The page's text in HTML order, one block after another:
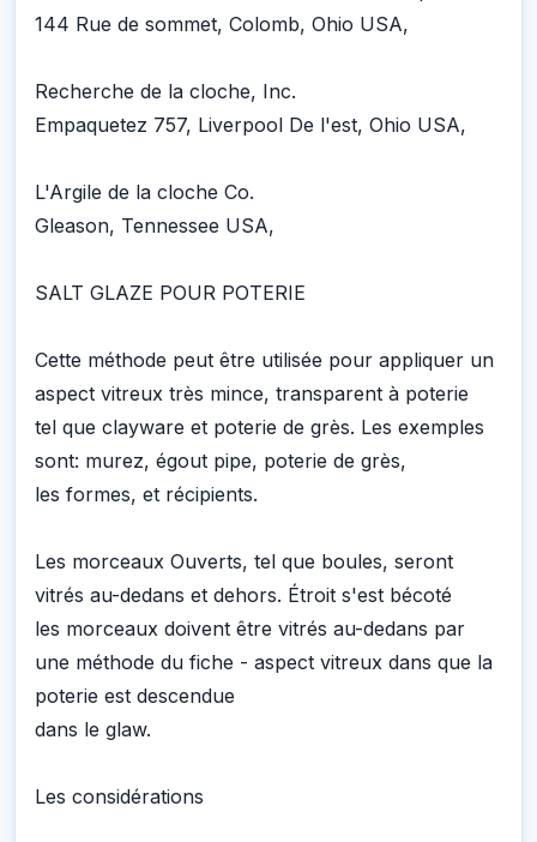
144 Rue de sommet, Colomb, Ohio USA,
Recherche de la cloche, Inc.
Empaquetez 757, Liverpool De l'est, Ohio USA,
L'Argile de la cloche Co.
Gleason, Tennessee USA,
SALT GLAZE POUR POTERIE
Cette méthode peut être utilisée pour appliquer un
aspect vitreux très mince, transparent à poterie
tel que clayware et poterie de grès. Les exemples
sont: murez, égout pipe, poterie de grès,
les formes, et récipients.
Les morceaux Ouverts, tel que boules, seront
vitrés au-dedans et dehors. Étroit s'est bécoté
les morceaux doivent être vitrés au-dedans par
une méthode du fiche - aspect vitreux dans que la
poterie est descendue
dans le glaw.
Les considérations